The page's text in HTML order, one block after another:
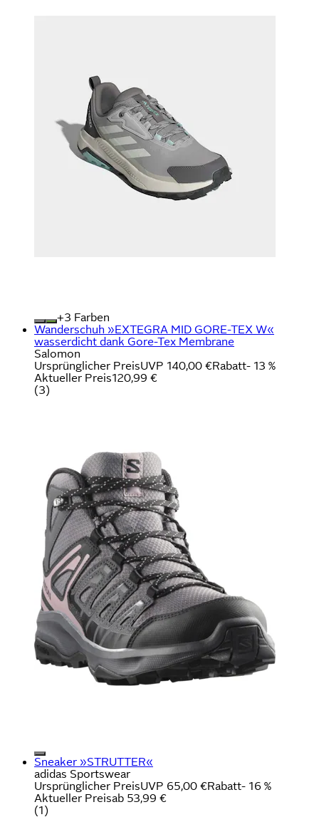
+
Farben
Wanderschuh »EXTEGRA MID GORE-TEX W«
wasserdicht dank Gore-Tex Membrane
Salomon
Ursprünglicher PreisUVP 140,00 €Rabatt- 13 %
Aktueller Preis120,99 €
(3)
Sneaker »STRUTTER«
adidas Sportswear
Ursprünglicher PreisUVP 65,00 €Rabatt- 16 %
Aktueller Preisab 53,99 €
(1)